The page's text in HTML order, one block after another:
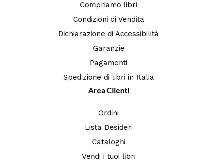
Compriamo libri
Condizioni di Vendita
Dichiarazione di Accessibilità
Garanzie
Pagamenti
Spedizione di libri in Italia
Area Clienti
Ordini
Lista Desideri
Cataloghi
Vendi i tuoi libri